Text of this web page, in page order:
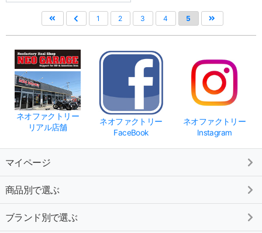
1 2 3 4 5
ネオファクトリー
リアル店舗
ネオファクトリー
FaceBook
ネオファクトリー
Instagram
マイページ
商品別で選ぶ
ブランド別で選ぶ